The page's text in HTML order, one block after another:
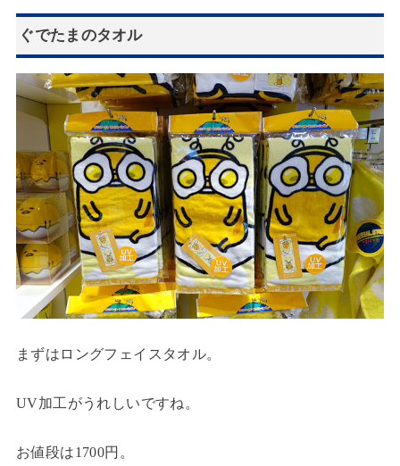
ぐでたまのタオル
まずはロングフェイスタオル。
UV加工がうれしいですね。
お値段は1700円。